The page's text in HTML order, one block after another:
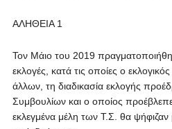
ΑΛΗΘΕΙΑ 1
Τον Μάιο του 2019
εκλογές, κατά τις οποίες ο
άλλων, τη διαδικασία εκλογής
Συμβουλίων και ο οποίος προέβλεπε
εκλεγμένα μέλη των Τ.Σ. θα